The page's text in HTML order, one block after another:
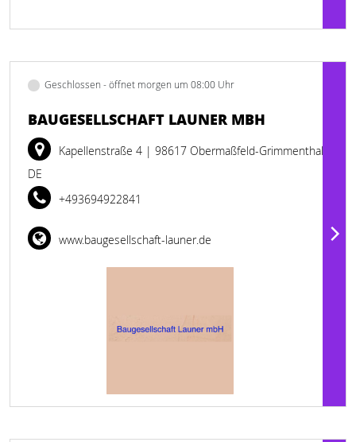
Geschlossen - öffnet morgen um 08:00 Uhr
BAUGESELLSCHAFT LAUNER MBH
Kapellenstraße 4 | 98617 Obermaßfeld-Grimmenthal
DE
+493694922841
www.baugesellschaft-launer.de